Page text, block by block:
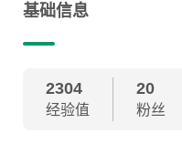
基础信息
2304
经验值
20
粉丝